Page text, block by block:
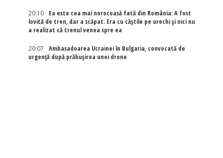
20:10
Ea este cea mai norocoasă fată din România: A fost
lovită de tren, dar a scăpat. Era cu căștile pe urechi și nici nu
a realizat că trenul venea spre ea
20:07
Ambasadoarea Ucrainei în Bulgaria, convocată de
urgență după prăbușirea unei drone